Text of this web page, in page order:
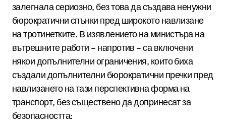
залегнала сериозно, без това да създава ненужни
бюрократични спънки пред широкото навлизане
на тротинетките. В изявлението на министъра на
вътрешните работи – напротив – са включени
някои допълнителни ограничения, които биха
създали допълнителни бюрократични пречки пред
навлизането на тази перспективна форма на
транспорт, без съществено да допринесат за
безопасността: